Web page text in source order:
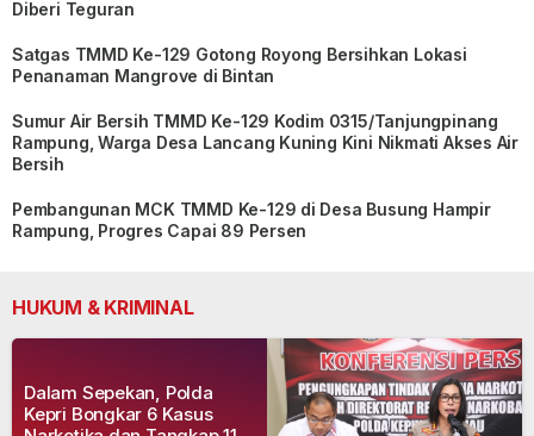
Diberi Teguran
Satgas TMMD Ke-129 Gotong Royong Bersihkan Lokasi
Penanaman Mangrove di Bintan
Sumur Air Bersih TMMD Ke-129 Kodim 0315/Tanjungpinang
Rampung, Warga Desa Lancang Kuning Kini Nikmati Akses Air
Bersih
Pembangunan MCK TMMD Ke-129 di Desa Busung Hampir
Rampung, Progres Capai 89 Persen
HUKUM & KRIMINAL
Dalam Sepekan, Polda
Kepri Bongkar 6 Kasus